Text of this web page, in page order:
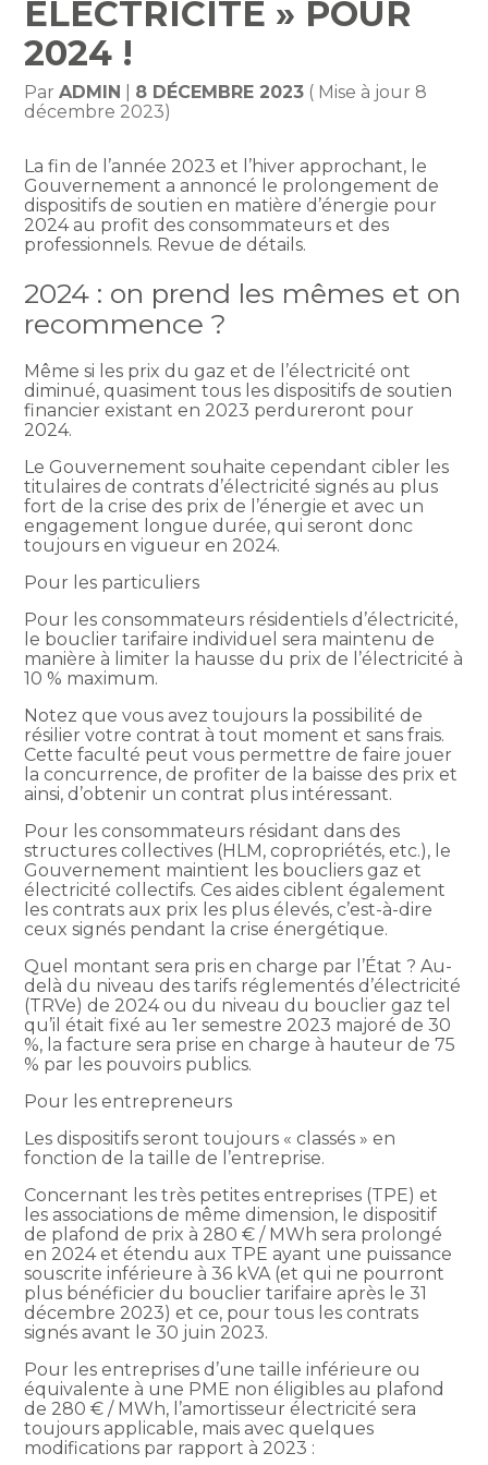
ÉLECTRICITÉ » POUR
2024 !
ParADMIN 8 DÉCEMBRE 2023 ( Mise à jour 8
décembre 2023)
La fin de l’année 2023 et l’hiver approchant, le
Gouvernement a annoncé le prolongement de
dispositifs de soutien en matière d’énergie pour
2024 au profit des consommateurs et des
professionnels. Revue de détails.
2024 : on prend les mêmes et on
recommence ?
Même si les prix du gaz et de l’électricité ont
diminué, quasiment tous les dispositifs de soutien
financier existant en 2023 perdureront pour
2024.
Le Gouvernement souhaite cependant cibler les
titulaires de contrats d’électricité signés au plus
fort de la crise des prix de l’énergie et avec un
engagement longue durée, qui seront donc
toujours en vigueur en 2024.
Pour les particuliers
Pour les consommateurs résidentiels d’électricité,
le bouclier tarifaire individuel sera maintenu de
manière à limiter la hausse du prix de l’électricité à
10 % maximum.
Notez que vous avez toujours la possibilité de
résilier votre contrat à tout moment et sans frais.
Cette faculté peut vous permettre de faire jouer
la concurrence, de profiter de la baisse des prix et
ainsi, d’obtenir un contrat plus intéressant.
Pour les consommateurs résidant dans des
structures collectives (HLM, copropriétés, etc.), le
Gouvernement maintient les boucliers gaz et
électricité collectifs. Ces aides ciblent également
les contrats aux prix les plus élevés, c’est-à-dire
ceux signés pendant la crise énergétique.
Quel montant sera pris en charge par l’État ? Au-
delà du niveau des tarifs réglementés d’électricité
(TRVe) de 2024 ou du niveau du bouclier gaz tel
qu’il était fixé au 1er semestre 2023 majoré de 30
%, la facture sera prise en charge à hauteur de 75
% par les pouvoirs publics.
Pour les entrepreneurs
Les dispositifs seront toujours « classés » en
fonction de la taille de l’entreprise.
Concernant les très petites entreprises (TPE) et
les associations de même dimension, le dispositif
de plafond de prix à 280 € / MWh sera prolongé
en 2024 et étendu aux TPE ayant une puissance
souscrite inférieure à 36 kVA (et qui ne pourront
plus bénéficier du bouclier tarifaire après le 31
décembre 2023) et ce, pour tous les contrats
signés avant le 30 juin 2023.
Pour les entreprises d’une taille inférieure ou
équivalente à une PME non éligibles au plafond
de 280 € / MWh, l’amortisseur électricité sera
toujours applicable, mais avec quelques
modifications par rapport à 2023 :